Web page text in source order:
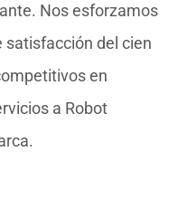
Nos esforzamos
satisfacción del cien
en
a Robot